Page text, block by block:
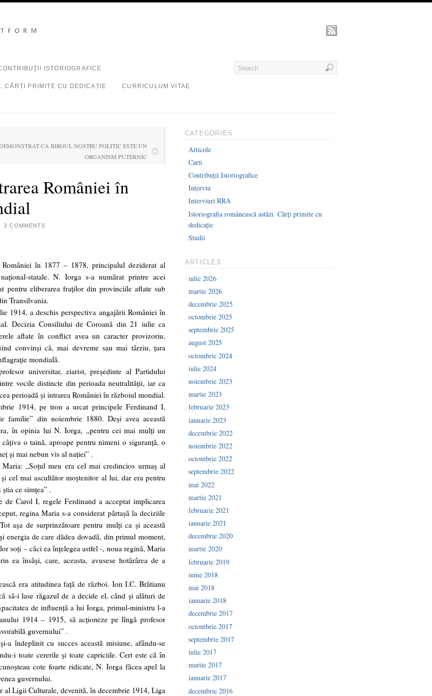
ISTORIOGRAFICE
CĂRȚI PRIMITE CU DEDICAȚIE CURRICULUM VITAE
CA BIROUL NOSTRU POLITIC ESTE UN
ORGANISM PUTERNIC
României în
·2 COMMENTS
în 1877 – 1878, principalul deziderat al
statale. N. Iorga s-a numărat printre acei
pentru eliberarea fraţilor din provinciile aflate sub
Transilvania.
1914, a deschis perspectiva angajării României în
Decizia Consiliului de Coroană din 21 iulie ca
aflate în conflict avea un caracter provizoriu,
convinşi că, mai devreme sau mai târziu, ţara
mondială.
universitar, ziarist, preşedinte al Partidului
vocile distincte din perioada neutralităţii, iar ca
perioadă şi intrarea României în războiul mondial.
1914, pe tron a urcat principele Ferdinand I,
familie” din noiembrie 1880. Deşi avea această
în opinia lui N. Iorga, „pentru cei mai mulţi un
o taină, aproape pentru nimeni o siguranţă, o
şi mai nebun vis al naţiei” .
„Soţul meu era cel mai credincios urmaş al
cel mai ascultător moştenitor al lui, dar era pentru
ce simţea” .
de Carol I, regele Ferdinand a acceptat implicarea
regina Maria s-a considerat părtaşă la deciziile
aşa de surprinzătoare pentru mulţi ca şi această
energia de care dădea dovadă, din primul moment,
soţi – căci ea înţelegea astfel -, noua regină, Maria
ea însăşi, care, aceasta, avusese hotărârea de a
era atitudinea faţă de război. Ion I.C. Brătianu
să-i lase răgazul de a decide el, când şi alături de
de influenţă a lui Iorga, primul-ministru l-a
1914 – 1915, să acţioneze pe lîngă profesor
guvernului” .
îndeplinit cu succes această misiune, afându-se
i toate cererile şi toate capriciile. Cert este că în
cote foarte ridicate, N. Iorga făcea apel la
guvernului.
al Ligii Culturale, devenită, în decembrie 1914, Liga
CATEGORIES
Articole
Carti
Contribuții Istoriografice
Interviu
Interviuri RRA
Istoriografia românească astăzi. Cărți primite cu
dedicație
Studii
ARTICLES
iulie 2026
martie 2026
decembrie 2025
octombrie 2025
septembrie 2025
august 2025
octombrie 2024
iulie 2024
noiembrie 2023
martie 2023
februarie 2023
ianuarie 2023
decembrie 2022
noiembrie 2022
octombrie 2022
septembrie 2022
mai 2022
martie 2021
februarie 2021
ianuarie 2021
decembrie 2020
martie 2020
februarie 2019
iunie 2018
mai 2018
ianuarie 2018
decembrie 2017
octombrie 2017
septembrie 2017
iulie 2017
martie 2017
ianuarie 2017
decembrie 2016